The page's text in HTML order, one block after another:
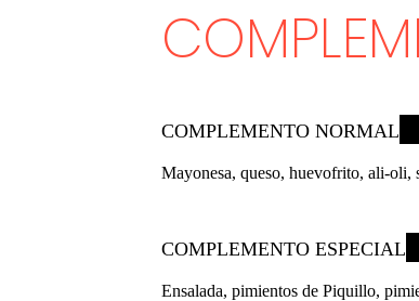
COMPLEMENTO NORMAL
Mayonesa, queso, huevofrito, ali-oli,
COMPLEMENTO ESPECIAL
Ensalada, pimientos de Piquillo,